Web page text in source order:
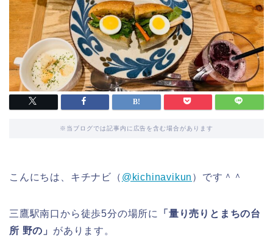
※当ブログでは記事内に広告を含む場合があります
こんにちは、キチナビ（ @kichinavikun ）です＾＾
三鷹駅南口から徒歩5分の場所に
「量り売りとまちの台
所 野の」 があります。